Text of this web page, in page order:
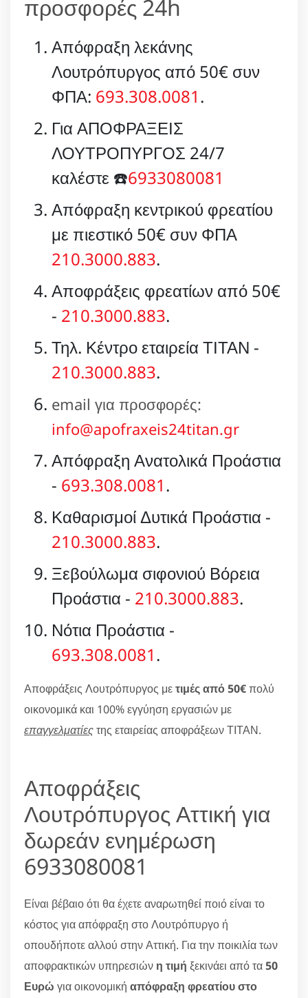
προσφορές 24h
Απόφραξη λεκάνης
Λουτρόπυργος από 50€ συν
ΦΠΑ: 693.308.0081.
Για ΑΠΟΦΡΑΞΕΙΣ
ΛΟΥΤΡΟΠΥΡΓΟΣ 24/7
καλέστε ☎️6933080081
Απόφραξη κεντρικού φρεατίου
με πιεστικό 50€ συν ΦΠΑ
210.3000.883.
Αποφράξεις φρεατίων από 50€
- 210.3000.883.
Τηλ. Κέντρο εταιρεία ΤΙΤΑΝ -
210.3000.883.
email για προσφορές:
info@apofraxeis24titan.gr
Απόφραξη Ανατολικά Προάστια
- 693.308.0081.
Καθαρισμοί Δυτικά Προάστια -
210.3000.883.
Ξεβούλωμα σιφονιού Βόρεια
Προάστια - 210.3000.883.
Νότια Προάστια -
693.308.0081.
Αποφράξεις Λουτρόπυργος μετιμές από 50€πολύ
οικονομικά και 100% εγγύηση εργασιών με
επαγγελματίεςτης εταιρείας αποφράξεων ΤΙΤΑΝ.
Αποφράξεις
Λουτρόπυργος Αττική για
δωρεάν ενημέρωση
6933080081
Είναι βέβαιο ότι θα έχετε αναρωτηθεί ποιό είναι το
κόστος για απόφραξη στο Λουτρόπυργο ή
οπουδήποτε αλλού στην Αττική. Για την ποικιλία των
αποφρακτικών υπηρεσιών η τιμή ξεκινάει από τα50
Ευρώ για οικονομική απόφραξη φρεατίου στο